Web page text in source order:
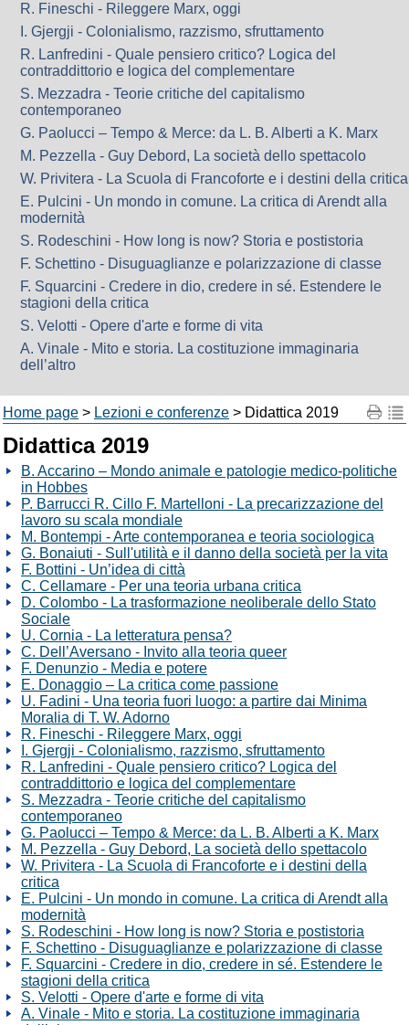
R. Fineschi - Rileggere Marx, oggi
I. Gjergji - Colonialismo, razzismo, sfruttamento
R. Lanfredini - Quale pensiero critico? Logica del
contraddittorio e logica del complementare
S. Mezzadra - Teorie critiche del capitalismo
contemporaneo
G. Paolucci – Tempo & Merce: da L. B. Alberti a K. Marx
M. Pezzella - Guy Debord, La società dello spettacolo
W. Privitera - La Scuola di Francoforte e i destini della critica
E. Pulcini - Un mondo in comune. La critica di Arendt alla
modernità
S. Rodeschini - How long is now? Storia e postistoria
F. Schettino - Disuguaglianze e polarizzazione di classe
F. Squarcini - Credere in dio, credere in sé. Estendere le
stagioni della critica
S. Velotti - Opere d'arte e forme di vita
A. Vinale - Mito e storia. La costituzione immaginaria
dell’altro
Home page > Lezioni e conferenze > Didattica 2019
Didattica 2019
B. Accarino – Mondo animale e patologie medico-politiche
in Hobbes
P. Barrucci R. Cillo F. Martelloni - La precarizzazione del
lavoro su scala mondiale
M. Bontempi - Arte contemporanea e teoria sociologica
G. Bonaiuti - Sull'utilità e il danno della società per la vita
F. Bottini - Un’idea di città
C. Cellamare - Per una teoria urbana critica
D. Colombo - La trasformazione neoliberale dello Stato
Sociale
U. Cornia - La letteratura pensa?
C. Dell’Aversano - Invito alla teoria queer
F. Denunzio - Media e potere
E. Donaggio – La critica come passione
U. Fadini - Una teoria fuori luogo: a partire dai Minima
Moralia di T. W. Adorno
R. Fineschi - Rileggere Marx, oggi
I. Gjergji - Colonialismo, razzismo, sfruttamento
R. Lanfredini - Quale pensiero critico? Logica del
contraddittorio e logica del complementare
S. Mezzadra - Teorie critiche del capitalismo
contemporaneo
G. Paolucci – Tempo & Merce: da L. B. Alberti a K. Marx
M. Pezzella - Guy Debord, La società dello spettacolo
W. Privitera - La Scuola di Francoforte e i destini della
critica
E. Pulcini - Un mondo in comune. La critica di Arendt alla
modernità
S. Rodeschini - How long is now? Storia e postistoria
F. Schettino - Disuguaglianze e polarizzazione di classe
F. Squarcini - Credere in dio, credere in sé. Estendere le
stagioni della critica
S. Velotti - Opere d'arte e forme di vita
A. Vinale - Mito e storia. La costituzione immaginaria